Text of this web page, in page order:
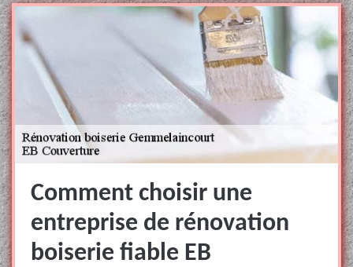
Comment choisir une
entreprise de rénovation
boiserie fiable EB